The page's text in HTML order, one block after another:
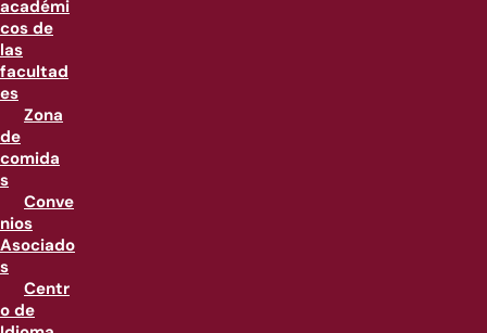
académi
cos de
las
facultad
es
Zona
de
comida
s
Conve
nios
Asociado
s
Centr
o de